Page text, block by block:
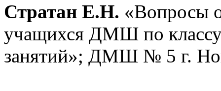
Стратан Е.Н. «Вопросы
учащихся ДМШ по
занятий»; ДМШ № 5 г.